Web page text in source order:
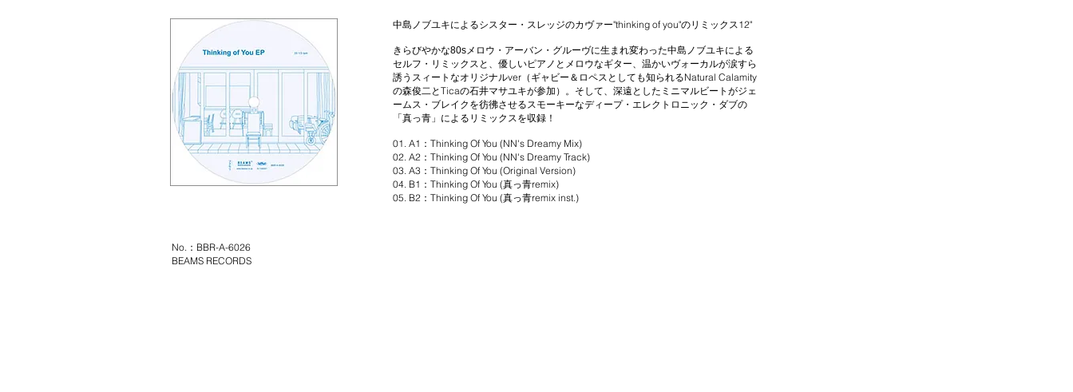
中島ノブユキによるシスター・スレッジのカヴァー"thinking of you"のリミックス12"
きらびやかな80sメロウ・アーバン・グルーヴに生まれ変わった中島ノブユキによる
セルフ・リミックスと、優しいピアノとメロウなギター、 温かいヴォーカルが涙すら
誘うスィートなオリジナルver（ギャビー＆ロペスとしても知られるNatural Calamity
の森俊二とTicaの石井マサユキが参加）。 そして、深遠としたミニマルビートがジェ
ームス・ブレイクを彷彿させるスモーキーなディープ・エレクトロニック・ダブの
「真っ青」によるリミックスを収録！
01. A1：Thinking Of You (NN's Dreamy Mix)
02. A2：Thinking Of You (NN's Dreamy Track)
03. A3：Thinking Of You (Original Version)
04. B1：Thinking Of You (真っ青remix)
05. B2：Thinking Of You (真っ青remix inst.)
No.：BBR-A-6026
BEAMS RECORDS